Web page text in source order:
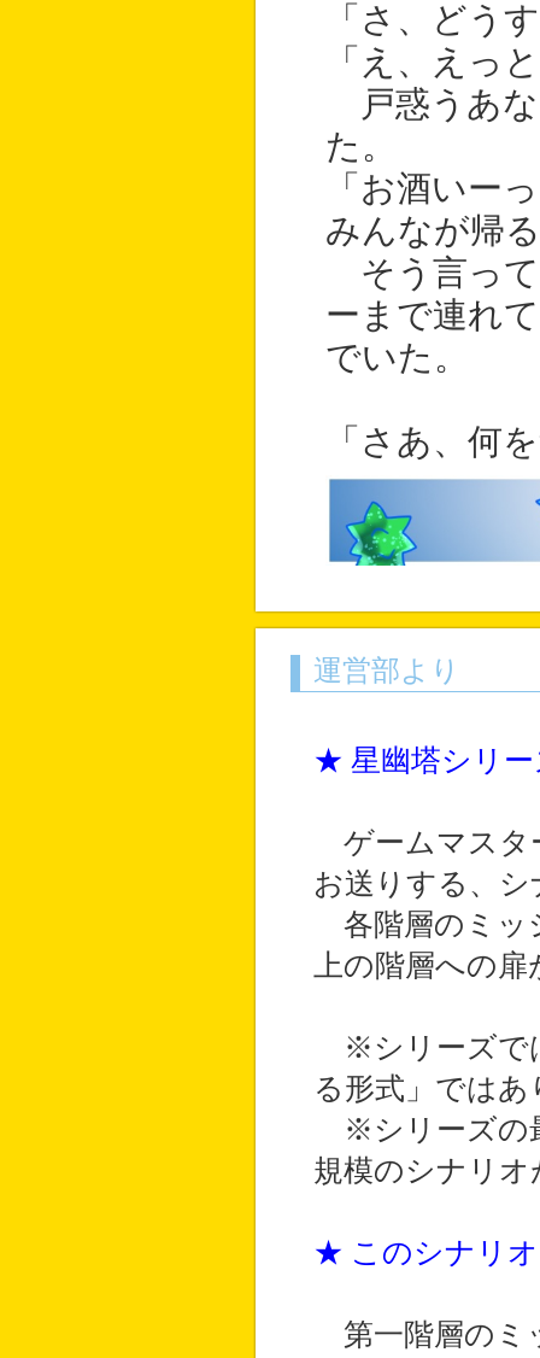
「さ、どう
「え、えっ
戸惑うあな
た。
「お酒いー
みんなが帰
そう言って
ーまで連れ
でいた。
「さあ、何
運営部より
★ 星幽塔シリ
ゲームマスタ
お送りする、
各階層のミッ
上の階層への
※シリーズで
る形式」では
※シリーズの
規模のシナリ
★ このシナリ
第一階層のミ